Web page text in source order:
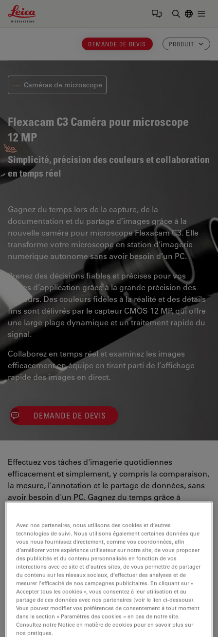
Leica Microsystems Logo
DEMANDE DE DEVIS PRODUIT
⋯ Caméras de microscope
Flexacam C3 Caméra pour microscope
12 MP
Simplicité, précision des couleurs et collaboration
en temps réel
Gagnez du temps lors de la capture, de la
documentation et du partage d’images grâce à la
nouvelle caméra pour microscope Flexacam C3. Elle
transforme votre microscope en station d’imagerie
numérique autonome sans avoir besoin d’un PC.
Prenez des décisions fiables et précises pour vos
tâches d’application grâce à la grande précision des
couleurs. Des couleurs fidèles à la réalité et des détails
fins sont délivrés par le capteur CMOS 12 MP, qui offre
une large plage dynamique et un traitement rapide du
signal.
Collaborez en temps réel et examinez les images
efficacement en équipe en tirant parti de l’affichage
rapide des images en direct.
DEMANDE DE DEVIS
Effectuez vos tâches d'imagerie quotidiennes
efficacement et simplement, y compris la comparaison,
la mesure, l'annotation et le partage de données, sans
avoir besoin d'un PC. Gagnez du temps grâce à
outils intuitifs de mesure, d'annotation, de
superposition et de mise en réseau pour une plus
grande flexibilité dans la documentation.
Visualisez, enregistrez et partagez rapidement.
Enregistrez des vidéos en Full HD avec jusqu'à 30
images par seconde.
Avec nos partenaires, nous utilisons des cookies et d’autres
technologies de suivi. Nous utilisons également certaines données que
vous nous fournissez directement, comme vos coordonnées, afin
d’améliorer votre expérience utilisateur sur notre site, de vous proposer
des publicités et du contenu personnalisés en fonction de vos
interactions avec ce site et d’autres sites, de vous permettre de partager
du contenu sur les réseaux sociaux, d’effectuer des analyses et de
mesurer l’efficacité de nos campagnes publicitaires. En cliquant sur «
Accepter tous les cookies », vous consentez à leur utilisation et au
partage de ces données avec nos partenaires (voir le lien ci-dessous).
Vous pouvez modifier vos préférences de consentement à tout moment
dans la section « Paramètres des cookies » en bas de notre site.
Consultez notre Notice en matière de cookies pour en savoir plus sur
nos pratiques.